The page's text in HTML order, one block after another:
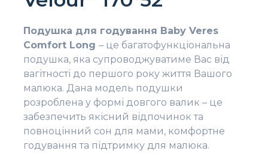
Подушка для годування Baby Veres
Comfort Long – це багатофункціональна
подушка, яка супроводжуватиме Вас від
вагітності до першого року життя Вашого
малюка. Дана модель подушки
розроблена у формі довгого валик – це
забезпечить якісний відпочинок та
повноцінний сон для мами, комфортне
годування та підтримку для малюка.